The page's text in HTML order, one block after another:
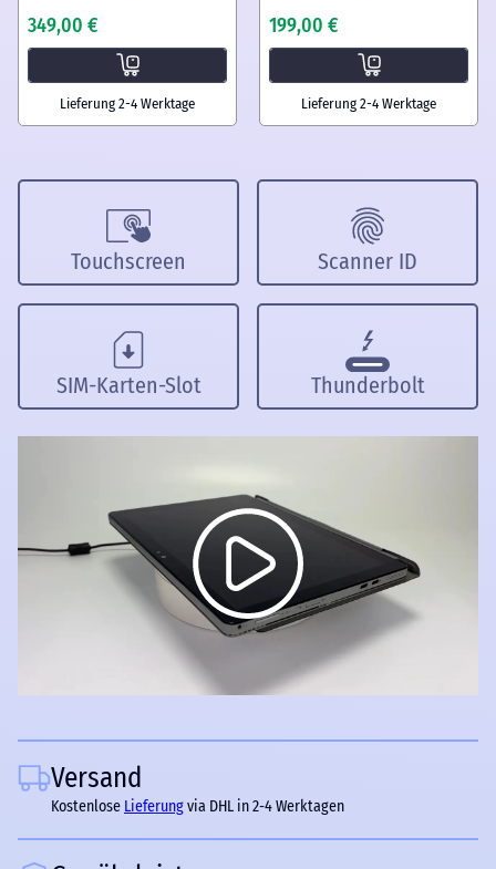
349,00 €
Lieferung 2-4 Werktage
199,00 €
Lieferung 2-4 Werktage
Touchscreen Scanner ID
SIM-Karten-Slot Thunderbolt
Versand
Kostenlose Lieferungvia DHL in 2-4 Werktagen